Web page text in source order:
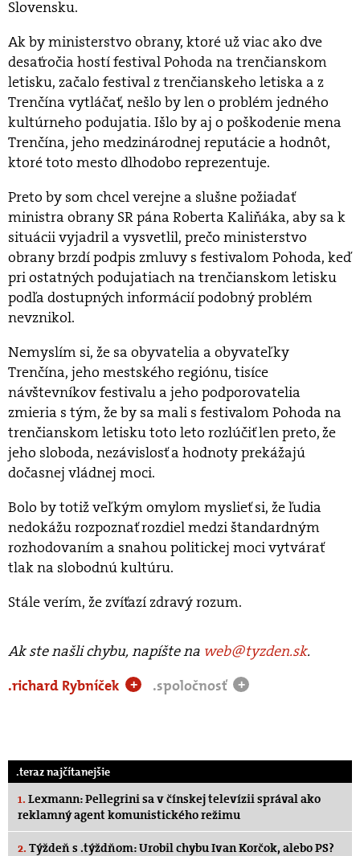
Slovensku.
Ak by ministerstvo obrany, ktoré už viac ako dve
desaťročia hostí festival Pohoda na trenčianskom
letisku, začalo festival z trenčianskeho letiska a z
Trenčína vytláčať, nešlo by len o problém jedného
kultúrneho podujatia. Išlo by aj o poškodenie mena
Trenčína, jeho medzinárodnej reputácie a hodnôt,
ktoré toto mesto dlhodobo reprezentuje.
Preto by som chcel verejne a slušne požiadať
ministra obrany SR pána Roberta Kaliňáka, aby sa k
situácii vyjadril a vysvetlil, prečo ministerstvo
obrany brzdí podpis zmluvy s festivalom Pohoda, keď
pri ostatných podujatiach na trenčianskom letisku
podľa dostupných informácií podobný problém
nevznikol.
Nemyslím si, že sa obyvatelia a obyvateľky
Trenčína, jeho mestského regiónu, tisíce
návštevníkov festivalu a jeho podporovatelia
zmieria s tým, že by sa mali s festivalom Pohoda na
trenčianskom letisku toto leto rozlúčiť len preto, že
jeho sloboda, nezávislosť a hodnoty prekážajú
dočasnej vládnej moci.
Bolo by totiž veľkým omylom myslieť si, že ľudia
nedokážu rozpoznať rozdiel medzi štandardným
rozhodovaním a snahou politickej moci vytvárať
tlak na slobodnú kultúru.
Stále verím, že zvíťazí zdravý rozum.
Ak ste našli chybu, napíšte na web@tyzden.sk.
.richard Rybníček
+ .spoločnosť +
.teraz najčítanejšie
1. Lexmann: Pellegrini sa v čínskej televízii správal ako
reklamný agent komunistického režimu
2. Týždeň s .týždňom: Urobil chybu Ivan Korčok, alebo PS?